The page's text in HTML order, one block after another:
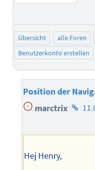
Übersicht alle Foren
Benutzerkonto erstellen
Position der
marctrix
Autors
Hej Henry,